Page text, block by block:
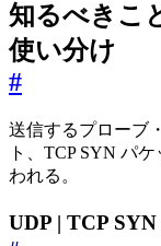
知るべきこ
使い分け
#
送信するプローブ
ト、TCP SYN パ
われる。
UDP | TCP